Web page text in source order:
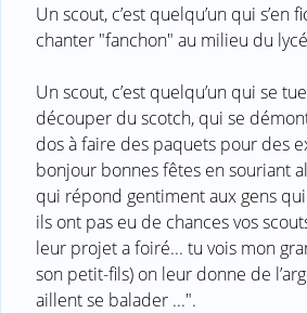
Un scout, c’est quelqu’un qui s’en
chanter "fanchon" au milieu du
Un scout, c’est quelqu’un qui se
découper du scotch, qui se
dos à faire des paquets pour des
bonjour bonnes fêtes en souriant
qui répond gentiment aux gens
ils ont pas eu de chances vos
leur projet a foiré... tu vois mon
son petit-fils) on leur donne de
aillent se balader ...".